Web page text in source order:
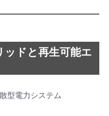
ッドと再生可能エ
型電力システム